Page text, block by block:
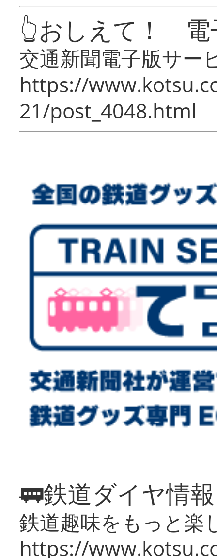
👆おしえて！ 電
交通新聞電子版サー
https://
21/post_4048.html
🚃鉄道ダイヤ情
鉄道趣味をもっと楽
https://